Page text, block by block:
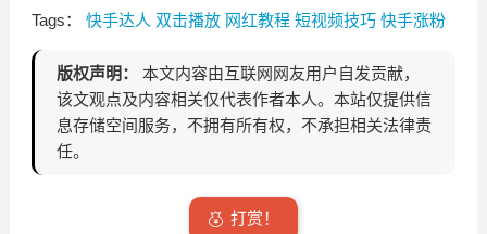
Tags： 快手达人 双击播放 网红教程 短视频技巧 快手涨粉
版权声明：
本文内容由互联网网友用户自发贡献，
该文观点及内容相关仅代表作者本人。本站仅提供信
息存储空间服务，不拥有所有权，不承担相关法律责
任。
打赏！